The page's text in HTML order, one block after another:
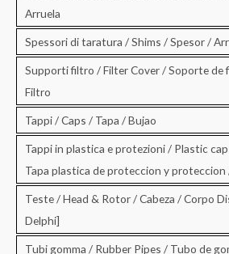
Arruela
Spessori di taratura / Shims / Spesor /
Supporti filtro / Filter Cover / Soporte de
Filtro
Tappi / Caps / Tapa / Bujao
Tappi in plastica e protezioni / Plastic
Tapa plastica de proteccion y proteccion
Teste / Head & Rotor / Cabeza / Corpo
Delphi]
Tubi gomma / Rubber Pipes / Tubo de